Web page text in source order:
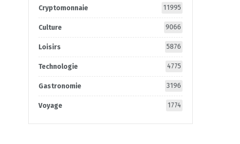
Cryptomonnaie 11995
Culture 9066
Loisirs 5876
Technologie 4775
Gastronomie 3196
Voyage 1774